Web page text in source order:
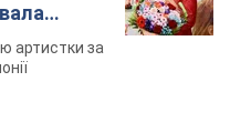
артистки за